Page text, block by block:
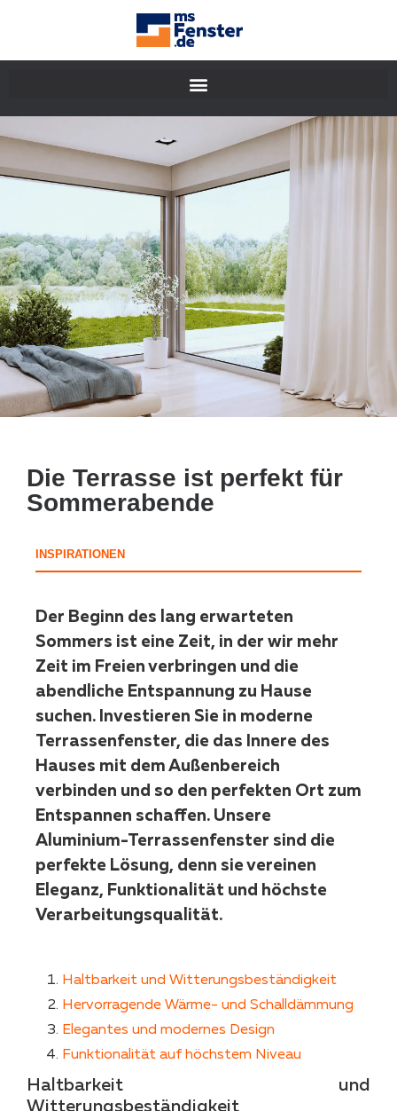
Die Terrasse ist perfekt für
Sommerabende
INSPIRATIONEN
Der Beginn des lang erwarteten
Sommers ist eine Zeit, in der wir mehr
Zeit im Freien verbringen und die
abendliche Entspannung zu Hause
suchen. Investieren Sie in moderne
Terrassenfenster, die das Innere des
Hauses mit dem Außenbereich
verbinden und so den perfekten Ort zum
Entspannen schaffen. Unsere
Aluminium-Terrassenfenster sind die
perfekte Lösung, denn sie vereinen
Eleganz, Funktionalität und höchste
Verarbeitungsqualität.
Haltbarkeit und Witterungsbeständigkeit
Hervorragende Wärme- und Schalldämmung
Elegantes und modernes Design
Funktionalität auf höchstem Niveau
Haltbarkeit und
Witterungsbeständigkeit